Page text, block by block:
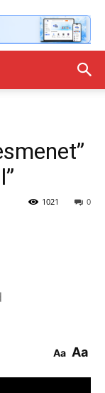
0
1021
Aa Aa